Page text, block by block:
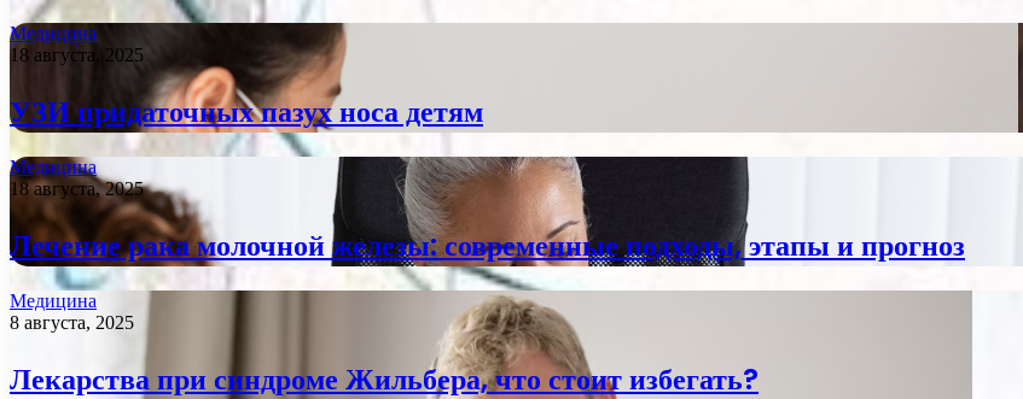
Медицина
18 августа, 2025
УЗИ придаточных пазух носа детям
Медицина
18 августа, 2025
Лечение рака молочной железы: современные подходы, этапы и прогноз
Медицина
8 августа, 2025
Лекарства при синдроме Жильбера, что стоит избегать?